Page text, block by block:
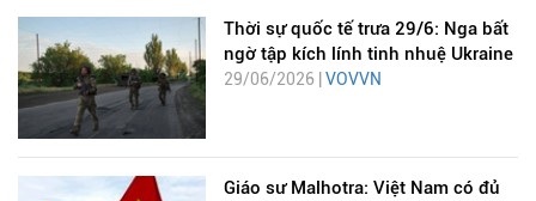
Thời sự quốc tế trưa 29/6: Nga bất
ngờ tập kích lính tinh nhuệ Ukraine
29/06/2026 | VOVVN
Giáo sư Malhotra: Việt Nam có đủ